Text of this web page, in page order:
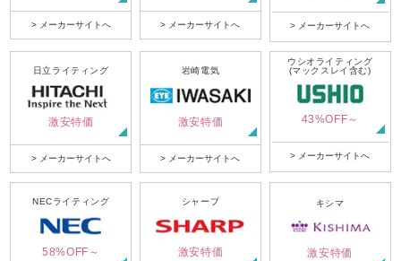
> メーカーサイトへ > メーカーサイトへ > メーカーサイトへ
日立ライティング
激安特価
> メーカーサイトへ
岩崎電気
激安特価
> メーカーサイトへ
ウシオライティング
(マックスレイ含む)
43%OFF～
> メーカーサイトへ
NECライティング
58%OFF～
シャープ
激安特価
キシマ
激安特価